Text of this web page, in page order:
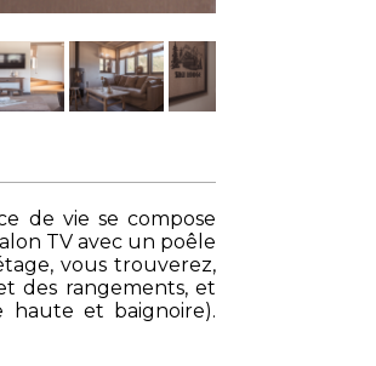
de vie se compose
TV avec un poêle
vous trouverez,
des rangements, et
haute et baignoire).